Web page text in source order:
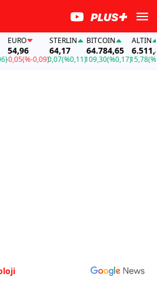
(%-0,09)
STERLIN
64,17
0,07(%0,11)
BITCOIN
64.784,65
109,30(%0,17)
ALTIN
6.511,87
15,78(%0,24)